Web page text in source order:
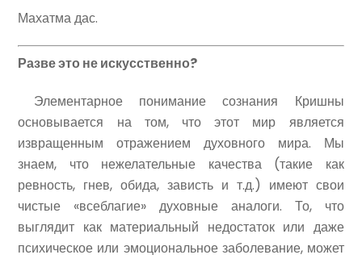
Махатма дас.
Разве это не искусственно?
Элементарное понимание сознания Кришны
основывается на том, что этот мир является
извращенным отражением духовного мира. Мы
знаем, что нежелательные качества (такие как
ревность, гнев, обида, зависть и т.д.) имеют свои
чистые «всеблагие» духовные аналоги. То, что
выглядит как материальный недостаток или даже
психическое или эмоциональное заболевание, может